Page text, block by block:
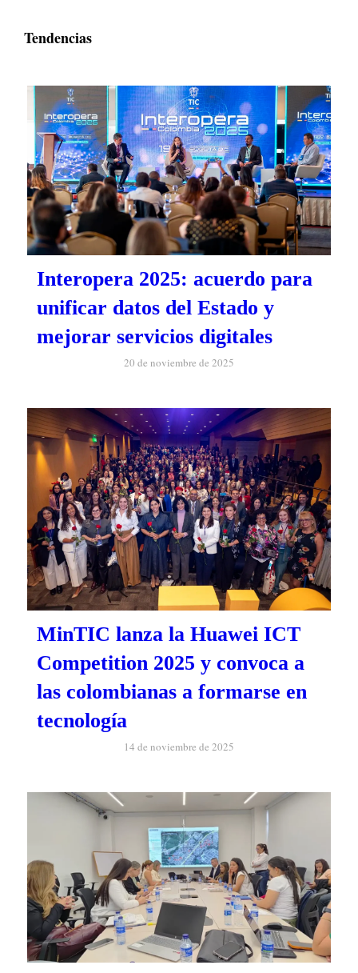
Tendencias
Interopera 2025: acuerdo para
unificar datos del Estado y
mejorar servicios digitales
20 de noviembre de 2025
MinTIC lanza la Huawei ICT
Competition 2025 y convoca a
las colombianas a formarse en
tecnología
14 de noviembre de 2025